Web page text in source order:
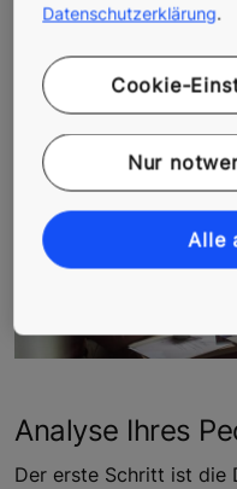
bestehendes Gebäude
Analyse Ihres
Der erste Schritt ist die
Datenschutzerklärung.
Cookie-
Nur
Alle